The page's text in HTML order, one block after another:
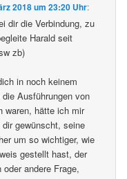
2018 um 23:20 Uhr:
dir die Verbindung, zu
Harald seit
zb)
in noch keinem
Ausführungen von
waren, hätte ich mir
gewünscht, seine
um so wichtiger, wie
gestellt hast, der
andere Frage,